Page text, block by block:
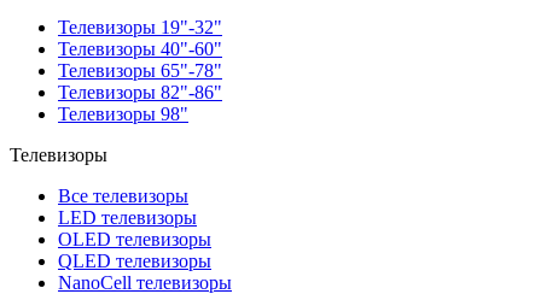
Телевизоры 19"-32"
Телевизоры 40"-60"
Телевизоры 65"-78"
Телевизоры 82"-86"
Телевизоры 98"
Телевизоры
Все телевизоры
LED телевизоры
OLED телевизоры
QLED телевизоры
NanoCell телевизоры